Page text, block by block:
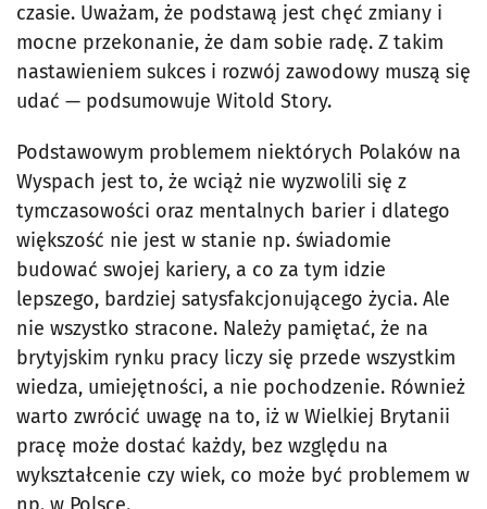
czasie. Uważam, że podstawą jest chęć zmiany i
mocne przekonanie, że dam sobie radę. Z takim
nastawieniem sukces i rozwój zawodowy muszą się
udać — podsumowuje Witold Story.
Podstawowym problemem niektórych Polaków na
Wyspach jest to, że wciąż nie wyzwolili się z
tymczasowości oraz mentalnych barier i dlatego
większość nie jest w stanie np. świadomie
budować swojej kariery, a co za tym idzie
lepszego, bardziej satysfakcjonującego życia. Ale
nie wszystko stracone. Należy pamiętać, że na
brytyjskim rynku pracy liczy się przede wszystkim
wiedza, umiejętności, a nie pochodzenie. Również
warto zwrócić uwagę na to, iż w Wielkiej Brytanii
pracę może dostać każdy, bez względu na
wykształcenie czy wiek, co może być problemem w